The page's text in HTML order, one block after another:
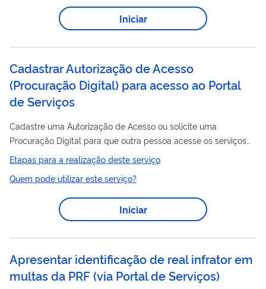
internacionais como: ·periódicose artigos científicos; · bases
de dados de texto completo; · bases de referências; ·
material audiovisual;...
Iniciar
Cadastrar Autorização de Acesso
(Procuração Digital) para acesso ao Portal
de Serviços
Cadastre uma Autorização de Acesso ou solicite uma
Procuração Digital para que outra pessoa acesse os serviços
digitais da Receita Federal por você. Essa
autorização/procuração permite que outra pessoa
(outorgado/representante legal) possa representar você
(outorgantetitular) ou a sua empresa na utilização dos serviços
digitais da Receita Federal. Não é válida para o atendimento
CAC ePortal de Serviços). Você pode escolher...
Etapas para a realização deste serviço
Quem pode utilizar este serviço?
Iniciar
Apresentar identificação de real infrator em
multas da PRF (via Portal de Serviços)